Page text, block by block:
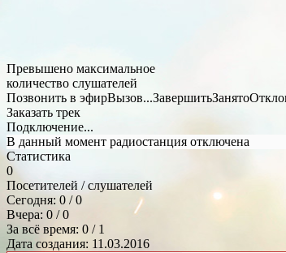
Превышено максимальное
количество слушателей
Позвонить в эфирВызов...ЗавершитьЗанято
Заказать трек
Подключение...
В данный момент радиостанция отключена
Статистика
0
Посетителей / слушателей
Сегодня: 0 / 0
Вчера: 0 / 0
За всё время: 0 / 1
Дата создания: 11.03.2016